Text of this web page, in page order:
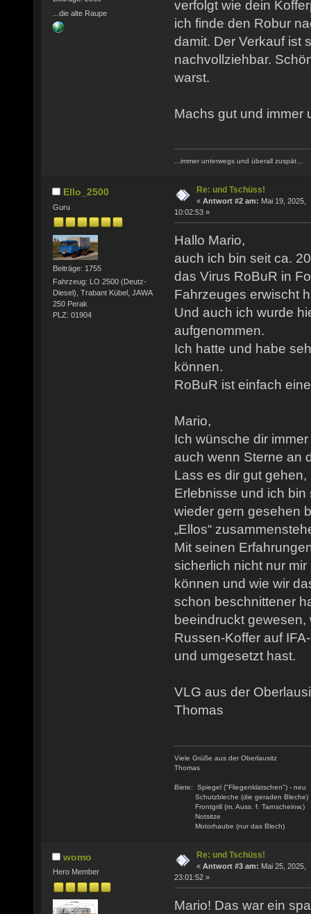
...die alte Raupe
verfolgt wie dein
ich finde den Robur
damit. Der Verkauf ist
nachvollziehbar.
warst.
Machs gut und immer
...immer unterwegs und überall zuspät...
Ello_2500
Guru
Beiträge: 1755
Fahrzeug: LO 2500 (Deutz-
Diesel), Trabant Kübel, JAWA
250 Perak
PLZ: 01904
Re: und Tschüss!
« Antwort #2 am: Mai 19, 2025,
10:02:53 »
Hallo Mario,
auch ich bin seit ca.
das Virus RoBuR in
Fahrzeuges erwischt
Und auch ich wurde
aufgenommen.
Ich hatte und habe
können.
RoBuR ist einfach
Mario,
Ich wünsche dir
auch wenn Sterne an
Lass es dir gut
Erlebnisse und ich
wieder gern gesehen
„Ellos“
Mit seinen
sicherlich nicht nur
können und wie wir
schon beschnittener
beeindruckt
Russen-Koffer auf
und umgesetzt hast.
VLG aus der
Thomas
Viele Grüße aus der Oberlausitz
Thomas
Biete: Spiegel ("Fliegenklatschen") - neu
Schutzbleche (die geraden Bleche)
Frontgrill (m. Auss. f. Tarnscheinw.)
Notsitze
Motorhaube (nur das Blech)
womo
Hero Member
Re: und Tschüss!
« Antwort #3 am: Mai 25, 2025,
23:01:52 »
Mario! Das war ein